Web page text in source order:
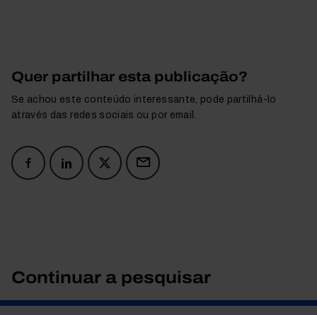
Quer partilhar esta publicação?
Se achou este conteúdo interessante, pode partilhá-lo
através das redes sociais ou por email.
Continuar a pesquisar